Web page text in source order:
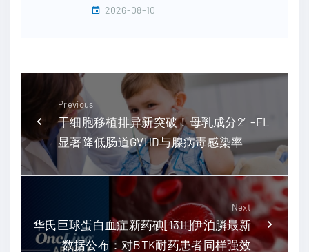
2026-08-10
Previous
干细胞移植排异新突破！母乳成分2′-FL
显著降低肠道GVHD与腺病毒感染率
Next
华氏巨球蛋白血症新药碘[131I]伊泊膦最新
数据公布：对BTK耐药患者同样强效